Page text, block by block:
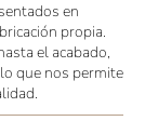
en
propia.
el acabado,
que nos permite